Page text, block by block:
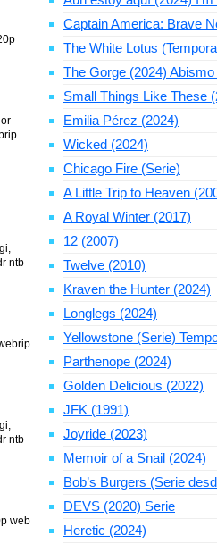
ntb
ntb
web
Captain America: Brave
The White Lotus
The Gorge (2024)
Small Things Like These
Emilia Pérez (2024)
Wicked (2024)
Chicago Fire (Serie)
A Little Trip to Heaven
A Royal Winter (2017)
12 (2007)
Twelve (2010)
Kraven the Hunter (2024)
Longlegs (2024)
Yellowstone (Serie)
Parthenope (2024)
Golden Delicious (2022)
JFK (1991)
Joyride (2023)
Memoir of a Snail (2024)
Bob’s Burgers (Serie
DEVS (2020) Serie
Heretic (2024)